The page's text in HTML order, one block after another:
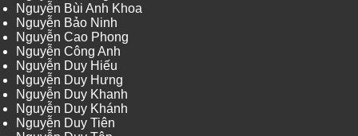
Nguyễn Bùi Anh Khoa
Nguyễn Bảo Ninh
Nguyễn Cao Phong
Nguyễn Công Anh
Nguyễn Duy Hiếu
Nguyễn Duy Hưng
Nguyễn Duy Khanh
Nguyễn Duy Khánh
Nguyễn Duy Tiên